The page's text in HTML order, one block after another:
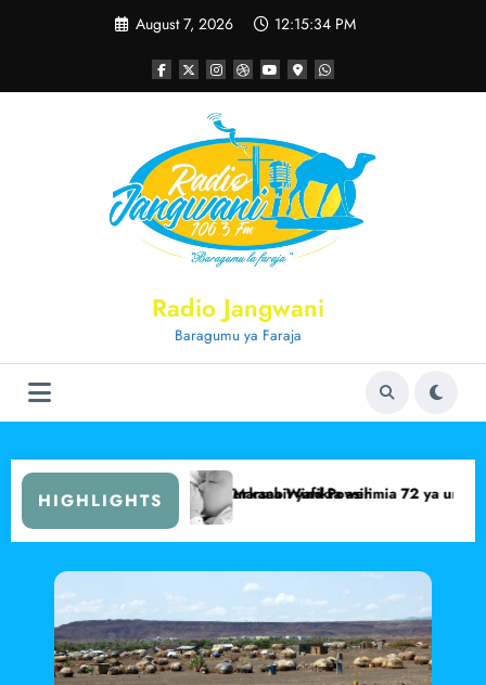
August 7, 2026 12:15:34 PM
Radio Jangwani
Baragumu ya Faraja
HIGHLIGHTS
Lake Turkana Wind Power
Marsabit yafikia asilimia 72 ya unyonyeshaji wa maziwa ya